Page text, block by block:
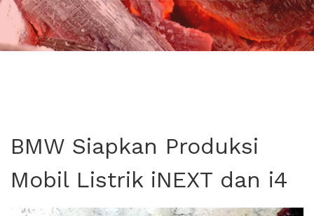
BMW Siapkan Produksi
Mobil Listrik iNEXT dan i4